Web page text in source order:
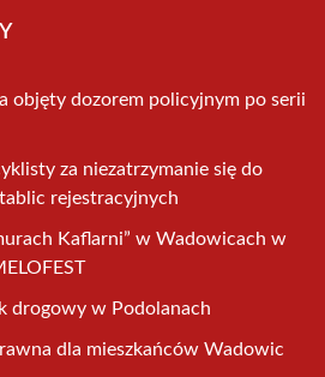
objęty dozorem policyjnym po serii
za niezatrzymanie się do
rejestracyjnych
Kaflarni” w Wadowicach w
drogowy w Podolanach
dla mieszkańców Wadowic